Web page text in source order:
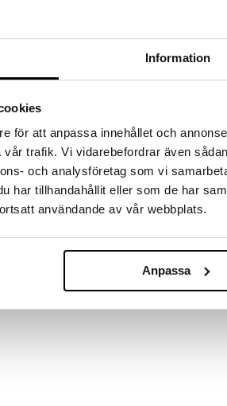
Information
för att anpassa innehållet och
trafik. Vi vidarebefordrar även
och analysföretag som vi
har tillhandahållit eller som de har
användande av vår webbplats.
Anpassa
suuren valikoiman jännittäviä tuotteita
hinnoilla!
31.8.2026 asti mutta ole nopea -
voivat päästä loppumaan!
ale-löydöt »
sydänriipus orgaanisella
napsautuslukko ja ne on valmistettu 99 %